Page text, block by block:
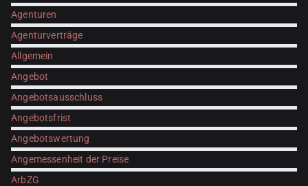
Agenturen
Agenturverträge
Allgemein
Angebot
Angebotsausschluss
Angebotsfrist
Angebotswertung
Angemessenheit der Preise
ArbZG